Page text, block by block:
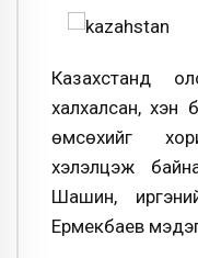
Казахстанд
халхалсан, хэн
өмсөхийг
хэлэлцэж
Шашин,
Ермекбаев